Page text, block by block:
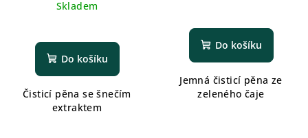
Skladem
Do košíku
Čisticí pěna se šnečím
extraktem
Do košíku
Jemná čisticí pěna ze
zeleného čaje